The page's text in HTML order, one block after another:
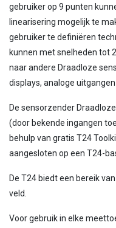
gebruiker op 9 punten
linearisering mogelijk te
gebruiker te definiëren
kunnen met snelheden tot
naar andere Draadloze
displays, analoge
De sensorzender
(door bekende ingangen
behulp van gratis T24
aangesloten op een T24-
De T24 biedt een bereik
veld.
Voor gebruik in elke